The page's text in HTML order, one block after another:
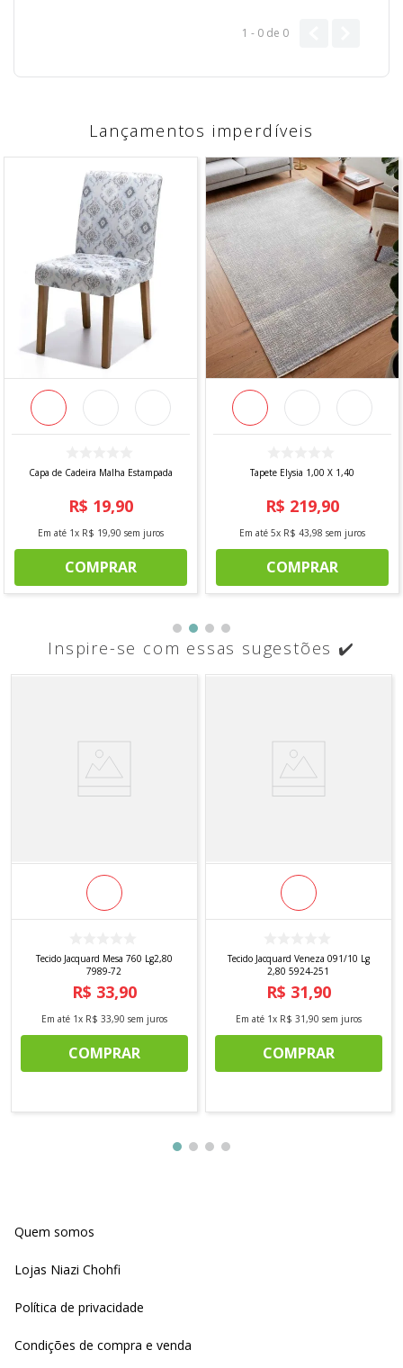
1 - 0 de 0
Lançamentos imperdíveis
Capa de Cadeira Malha Estampada
R$ 19,90
Em até 1x R$ 19,90 sem juros
COMPRAR
Tapete Elysia 1,00 X 1,40
R$ 219,90
Em até 5x R$ 43,98 sem juros
COMPRAR
Inspire-se com essas sugestões ✔️
Tecido Jacquard Mesa 760 Lg2,80
7989-72
R$ 33,90
Em até 1x R$ 33,90 sem juros
COMPRAR
Tecido Jacquard Veneza 091/10 Lg
2,80 5924-251
R$ 31,90
Em até 1x R$ 31,90 sem juros
COMPRAR
Quem somos
Lojas Niazi Chohfi
Política de privacidade
Condições de compra e venda